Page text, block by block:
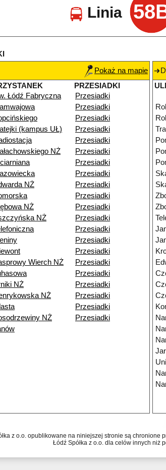
Linia
Pokaż na mapie
PRZESIADKI
Łódź Fabryczna
Przesiadki
Przesiadki
Przesiadki
(kampus UŁ)
Przesiadki
Przesiadki
NŻ
Przesiadki
Przesiadki
Przesiadki
NŻ
Przesiadki
Przesiadki
NŻ
Przesiadki
NŻ
Przesiadki
Przesiadki
Przesiadki
Przesiadki
Wierch NŻ
Przesiadki
Przesiadki
NŻ
Przesiadki
NŻ
Przesiadki
Przesiadki
NŻ
Przesiadki
z o.o. opublikowane na niniejszej stronie są
Łódź Spółka z o.o. dla celów innych niż